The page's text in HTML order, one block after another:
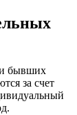
бывших
за счет